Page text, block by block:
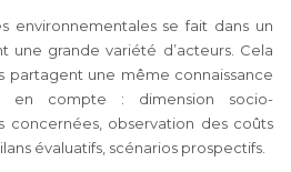
environnementales se fait dans un
une grande variété d’acteurs. Cela
partagent une même connaissance
en compte : dimension socio-
concernées, observation des coûts
évaluatifs, scénarios prospectifs.